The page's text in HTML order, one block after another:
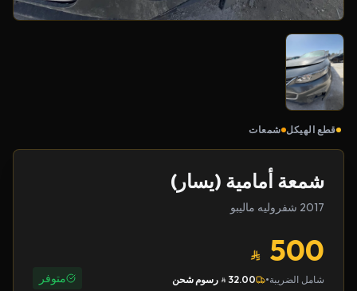
قطع الهيكل شمعات
شمعة أمامية (يسار)
2017 شفروليه ماليبو
500
شامل الضريبة•
32.00 رسوم شحن متوفر